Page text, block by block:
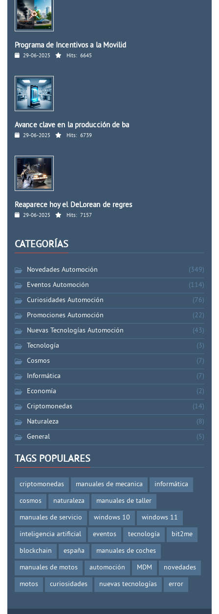
Programa de Incentivos a la Movilid
29-06-2025 Hits: 6645
Avance clave en la producción de ba
29-06-2025 Hits: 6739
Reaparece hoy el DeLorean de regres
29-06-2025 Hits: 7157
CATEGORÍAS
Novedades Automoción
(349)
Eventos Automoción
(114)
Curiosidades Automoción
(76)
Promociones Automoción
(22)
Nuevas Tecnologías Automoción
(43)
Tecnología
(3)
Cosmos
(7)
Informática
(7)
Economía
(2)
Criptomonedas
(14)
Naturaleza
(8)
General
(5)
TAGS POPULARES
criptomonedas manuales de mecanica
informática
cosmos
naturaleza
manuales de taller
manuales de servicio
windows 10
windows 11
inteligencia artificial
eventos tecnología
bit2me
blockchain
españa
manuales de coches
manuales de motos
automoción MDM
novedades
motos
curiosidades nuevas tecnologías error